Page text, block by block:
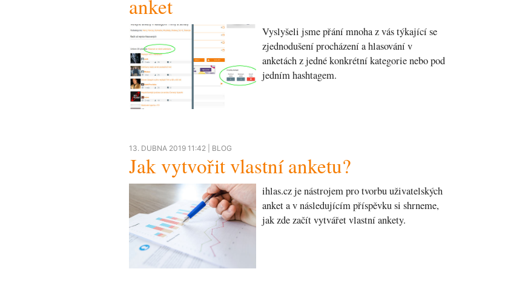
anket
Vyslyšeli jsme přání mnoha z vás týkající se
zjednodušení procházení a hlasování v
anketách z jedné konkrétní kategorie nebo pod
jedním hashtagem.
13. DUBNA 2019 11:42 | BLOG
Jak vytvořit vlastní anketu?
ihlas.cz je nástrojem pro tvorbu uživatelských
anket a v následujícím příspěvku si shrneme,
jak zde začít vytvářet vlastní ankety.